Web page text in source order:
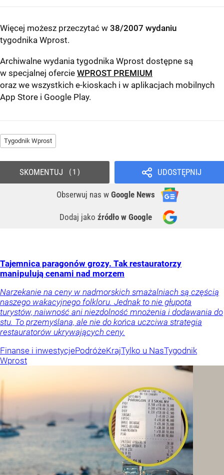
Więcej możesz przeczytać w 38/2007 wydaniu
tygodnika Wprost.
Archiwalne wydania tygodnika Wprost dostępne są
w specjalnej ofercie WPROST PREMIUM
oraz we wszystkich e-kioskach i w aplikacjach mobilnych
App Store i Google Play.
Tygodnik Wprost
UDOSTĘPNIJ
Obserwuj nas w Google News
Dodaj jako źródło w Google
SKOMENTUJ 1
Tajemnica paragonów grozy. Tak restauratorzy
manipulują cenami nad morzem
Narzekanie na ceny w nadmorskich smażalniach są częścią
naszego wakacyjnego folkloru. Jednak to nie głupota
turystów, naiwność ani niezdolność mnożenia i dodawania do
stu. To przemyślana, ale nie do końca uczciwa strategia
restauratorów ukrywających ceny.
Finanse i inwestycjePodróżeKrajTylko u NasTygodnik
Wprost